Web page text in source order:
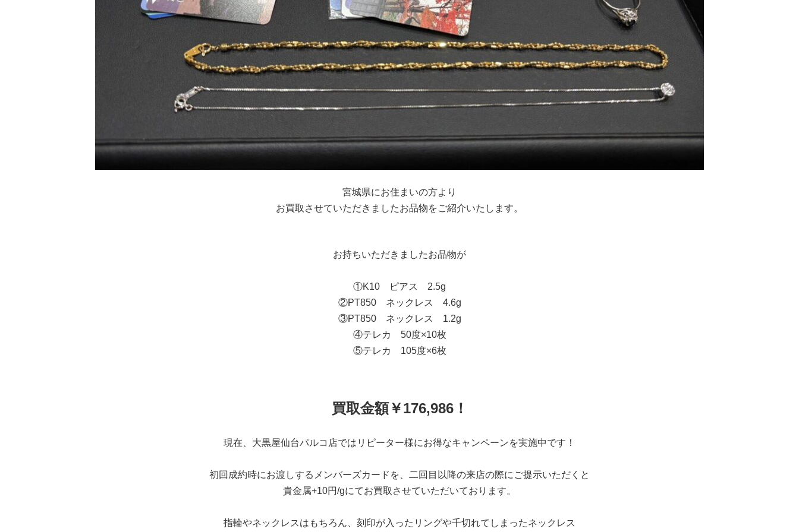
宮城県にお住まいの方より
お買取させていただきましたお品物をご紹介いたします。
お持ちいただきましたお品物が
①K10 ピアス 2.5g
②PT850 ネックレス 4.6g
③PT850 ネックレス 1.2g
④テレカ 50度×10枚
⑤テレカ 105度×6枚
買取金額￥176,986！
現在、大黒屋仙台パルコ店ではリピーター様にお得なキャンペーンを実施中です！
初回成約時にお渡しするメンバーズカードを、二回目以降の来店の際にご提示いただくと
貴金属+10円/gにてお買取させていただいております。
指輪やネックレスはもちろん、刻印が入ったリングや千切れてしまったネックレス